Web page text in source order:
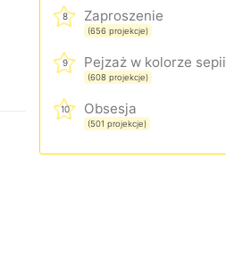
8 Zaproszenie
(656 projekcje)
9 Pejzaż w kolorze sepii
(608 projekcje)
10 Obsesja
(501 projekcje)